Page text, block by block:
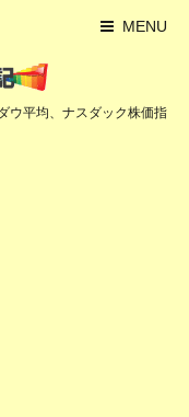
MENU
ウ平均、ナスダック株価指